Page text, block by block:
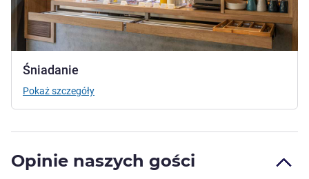
Śniadanie
Pokaż szczegóły
Opinie naszych gości